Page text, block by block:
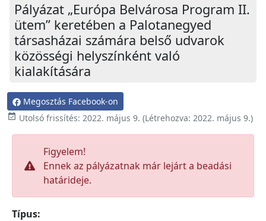
Pályázat „Európa Belvárosa Program II.
ütem” keretében a Palotanegyed
társasházai számára belső udvarok
közösségi helyszínként való
kialakítására
Megosztás Facebook-on
 Utolsó frissítés: 2022. május 9. (Létrehozva: 2022. május 9.)
Figyelem!
Ennek az pályázatnak már lejárt a beadási
határideje.
Típus: